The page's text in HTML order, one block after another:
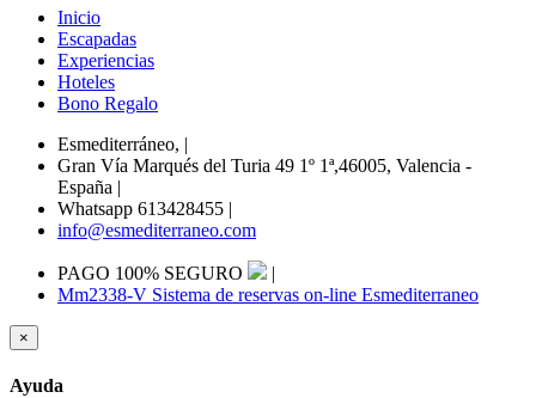
Inicio
Escapadas
Experiencias
Hoteles
Bono Regalo
Esmediterráneo, |
Gran Vía Marqués del Turia 49 1º 1ª,46005, Valencia -
España |
Whatsapp 613428455 |
info@esmediterraneo.com
PAGO 100% SEGURO
|
Mm2338-V Sistema de reservas on-line Esmediterraneo
×
Ayuda